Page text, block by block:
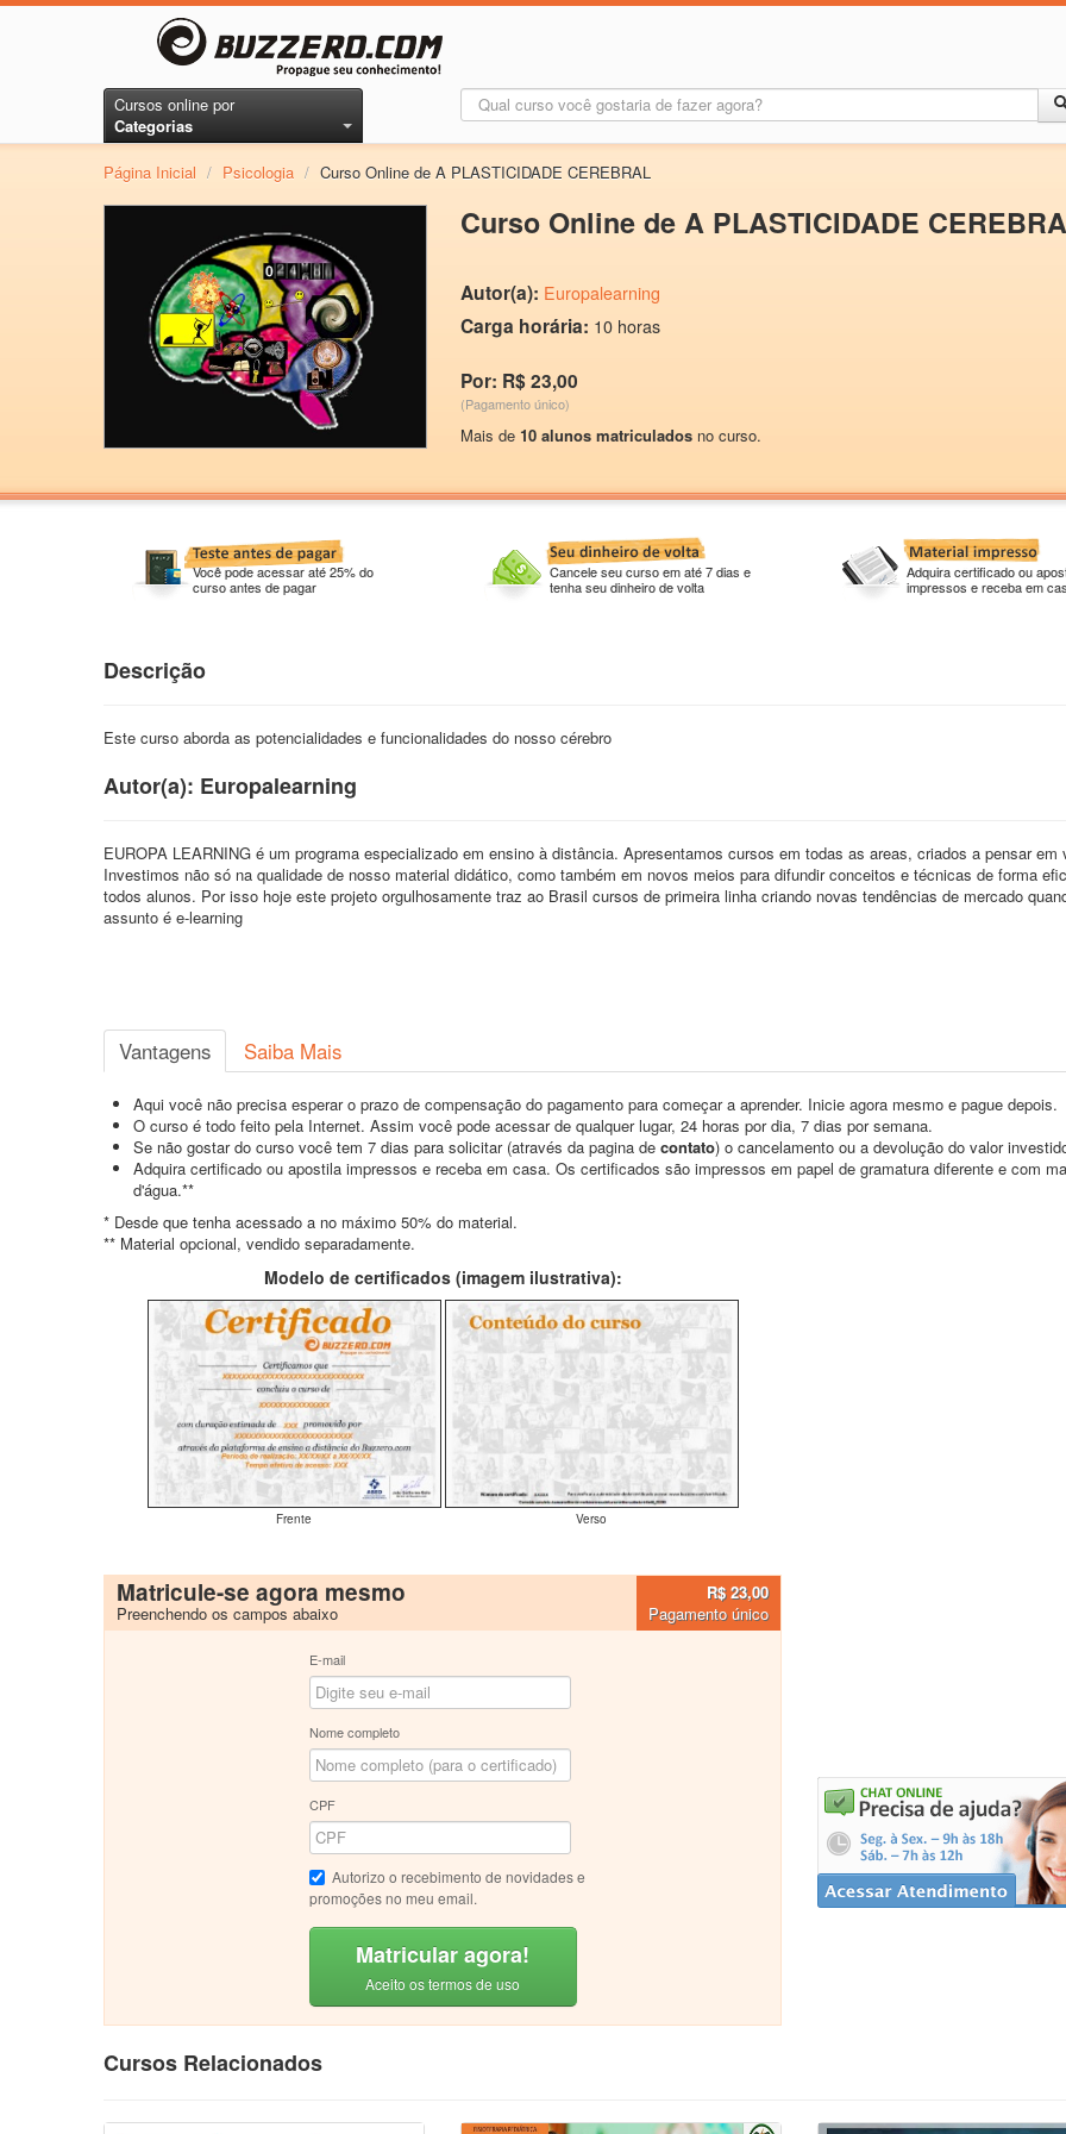
Cursos online por
Categorias
Página Inicial / Psicologia / Curso Online de A PLASTICIDADE CEREBRAL
Curso Online de A PLASTICIDADE
Autor(a): Europalearning
Carga horária: 10 horas
Por: R$ 23,00
(Pagamento único)
Mais de 10 alunos matriculados no curso.
Você pode acessar até 25% do
curso antes de pagar
Cancele seu curso em até 7 dias e
tenha seu dinheiro de volta
Adquira certificado ou
impressos e receba em
Descrição
Este curso aborda as potencialidades e funcionalidades do nosso cérebro
Autor(a): Europalearning
EUROPA LEARNING é um programa especializado em ensino à distância. Apresentamos cursos em todas as areas, criados a pensar em
Investimos não só na qualidade de nosso material didático, como também em novos meios para difundir conceitos e técnicas de forma
todos alunos. Por isso hoje este projeto orgulhosamente traz ao Brasil cursos de primeira linha criando novas tendências de mercado
assunto é e-learning
Vantagens Saiba Mais
Aqui você não precisa esperar o prazo de compensação do pagamento para começar a aprender. Inicie agora mesmo e pague depois.
O curso é todo feito pela Internet. Assim você pode acessar de qualquer lugar, 24 horas por dia, 7 dias por semana.
Se não gostar do curso você tem 7 dias para solicitar (através da pagina de contato) o cancelamento ou a devolução do valor
Adquira certificado ou apostila impressos e receba em casa. Os certificados são impressos em papel de gramatura diferente e com
d'água.**
* Desde que tenha acessado a no máximo 50% do material.
** Material opcional, vendido separadamente.
Modelo de certificados (imagem ilustrativa):
Frente Verso
Matricule-se agora mesmo
Preenchendo os campos abaixo
R$ 23,00
Pagamento único
E-mail
Nome completo
CPF
Autorizo o recebimento de novidades e
promoções no meu email.
Matricular agora!
Aceito os termos de uso
Cursos Relacionados